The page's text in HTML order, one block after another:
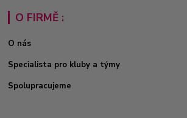
O FIRMĚ :
O nás
Specialista pro kluby a týmy
Spolupracujeme